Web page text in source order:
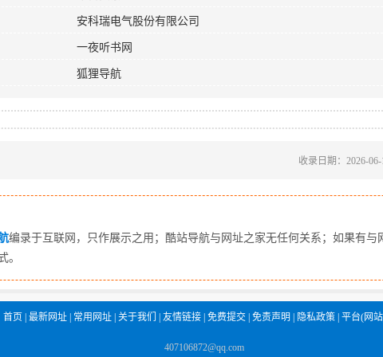
安科瑞电气股份有限公司
一夜听书网
狐狸导航
收录日期：2026-06-
编录于互联网，只作展示之用；酷站导航与网址之家无任何关系；如果有与
。
首页 最新网址 常用网址 关于我们 友情链接 免费提交 免责声明 隐私政策 平台(网
407106872@qq.com